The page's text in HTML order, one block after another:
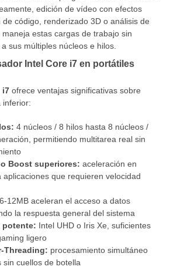
edición de vídeo con efectos
código, renderizado 3D o análisis de
estas cargas de trabajo sin
sus múltiples núcleos e hilos.
Intel Core i7 en portátiles
i7ofrece ventajas significativas sobre
inferior:
4 núcleos / 8 hilos hasta 8 núcleos /
permitiendo multitarea real sin
Boost superiores: aceleración en
que requieren velocidad
6-12MB aceleran el acceso a datos
la respuesta general del sistema
potente: Intel UHD o Iris Xe, suficientes
ligero
Threading: procesamiento simultáneo
cuellos de botella